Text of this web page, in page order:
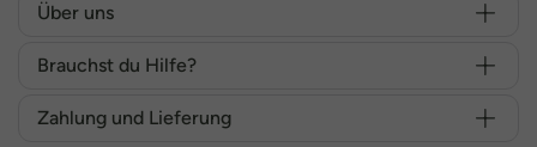
Über uns
Brauchst du Hilfe?
Zahlung und Lieferung